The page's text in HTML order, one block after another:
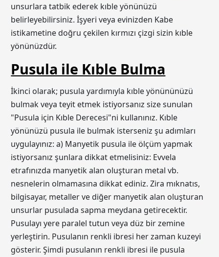
unsurlara tatbik ederek kıble yönünüzü
belirleyebilirsiniz. İşyeri veya evinizden Kabe
istikametine doğru çekilen kırmızı çizgi sizin kıble
yönünüzdür.
Pusula ile Kıble Bulma
İkinci olarak; pusula yardımıyla kıble yönününüzü
bulmak veya teyit etmek istiyorsanız size sunulan
"Pusula için Kıble Derecesi"ni kullanınız. Kıble
yönünüzü pusula ile bulmak isterseniz şu adımları
uygulayınız: a) Manyetik pusula ile ölçüm yapmak
istiyorsanız şunlara dikkat etmelisiniz: Evvela
etrafınızda manyetik alan oluşturan metal vb.
nesnelerin olmamasına dikkat ediniz. Zira mıknatıs,
bilgisayar, metaller ve diğer manyetik alan oluşturan
unsurlar pusulada sapma meydana getirecektir.
Pusulayı yere paralel tutun veya düz bir zemine
yerleştirin. Pusulanın renkli ibresi her zaman kuzeyi
gösterir. Şimdi pusulanın renkli ibresi ile pusula